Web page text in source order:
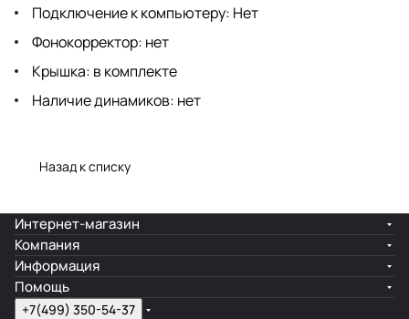
Подключение к компьютеру: Нет
Фонокорректор: нет
Крышка: в комплекте
Наличие динамиков: нет
Назад к списку
Интернет-магазин
Компания
Информация
Помощь
+7(499) 350-54-37